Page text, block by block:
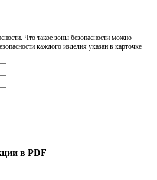
Что такое зоны безопасности можно
каждого изделия указан в карточке
в PDF